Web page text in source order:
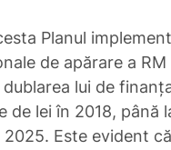
Planul
de apărare a
lui de
de lei în 2018, până
2025. Este evident